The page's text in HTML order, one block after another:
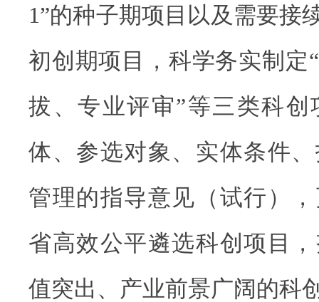
1”的种子期项目以及需要接
初创期项目，科学务实制定
拔、专业评审”等三类科
体、参选对象、实体条件
管理的指导意见（试行）
省高效公平遴选科创项目
值突出、产业前景广阔的科